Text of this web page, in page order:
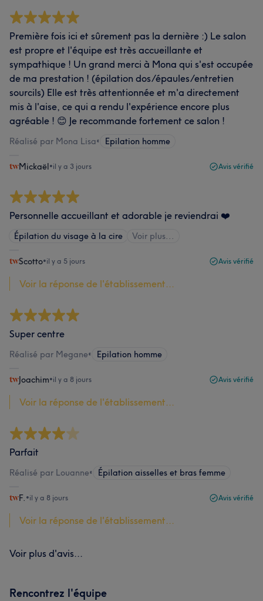
Première fois ici et sûrement pas la dernière :) Le salon
est propre et l'équipe est très accueillante et
sympathique ! Un grand merci à Mona qui s'est occupée
de ma prestation ! (épilation dos/épaules/entretien
sourcils) Elle est très attentionnée et m'a directement
mis à l'aise, ce qui a rendu l'expérience encore plus
agréable ! 😊 Je recommande fortement ce salon !
Réalisé par Mona Lisa• Epilation homme
Mickaël•il y a 3 jours Avis vérifié
Personnelle accueillant et adorable je reviendrai ❤️
Épilation du visage à la cire Voir plus...
Scotto•il y a 5 jours Avis vérifié
Voir la réponse de l'établissement...
Super centre
Réalisé par Megane• Epilation homme
Joachim•il y a 8 jours Avis vérifié
Voir la réponse de l'établissement...
Parfait
Réalisé par Louanne• Épilation aisselles et bras femme
F. •il y a 8 jours Avis vérifié
Voir la réponse de l'établissement...
Voir plus d'avis...
Rencontrez l'équipe